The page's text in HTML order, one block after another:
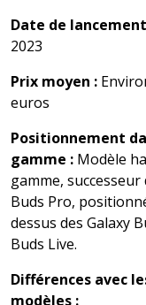
Date de
2023
Prix moyen :
euros
Positionnement
gamme : Modèle
gamme, successeur
Buds Pro,
dessus des Galaxy
Buds Live.
Différences avec
modèles :